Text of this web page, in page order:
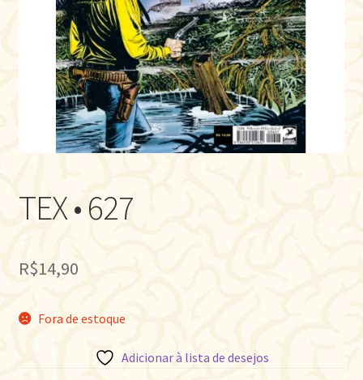
TEX • 627
R$14,90
Fora de estoque
Adicionar à lista de desejos